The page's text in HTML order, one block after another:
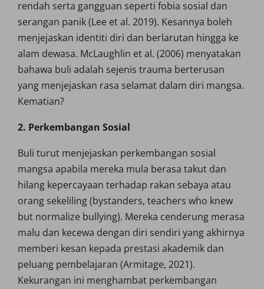
rendah serta gangguan seperti fobia sosial dan
serangan panik (Lee et al. 2019). Kesannya boleh
menjejaskan identiti diri dan berlarutan hingga ke
alam dewasa. McLaughlin et al. (2006) menyatakan
bahawa buli adalah sejenis trauma berterusan
yang menjejaskan rasa selamat dalam diri mangsa.
Kematian?
2. Perkembangan Sosial
Buli turut menjejaskan perkembangan sosial
mangsa apabila mereka mula berasa takut dan
hilang kepercayaan terhadap rakan sebaya atau
orang sekeliling (bystanders, teachers who knew
but normalize bullying). Mereka cenderung merasa
malu dan kecewa dengan diri sendiri yang akhirnya
memberi kesan kepada prestasi akademik dan
peluang pembelajaran (Armitage, 2021).
Kekurangan ini menghambat perkembangan